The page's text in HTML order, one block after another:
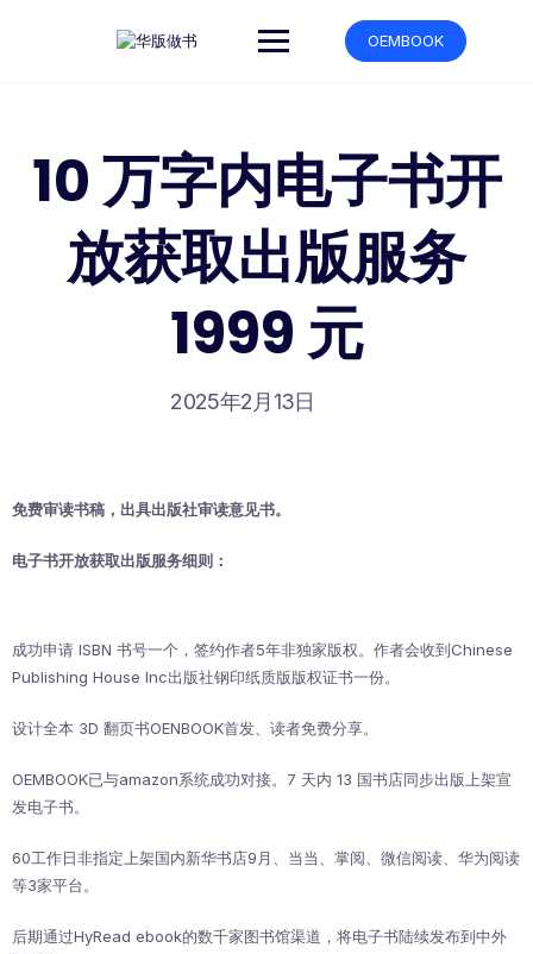
OEMBOOK
10 万字内电子书开
放获取出版服务
1999 元
2025年2月13日
免费审读书稿，出具出版社审读意见书。
电子书开放获取出版服务细则：
成功申请 ISBN 书号一个，签约作者5年非独家版权。作者会收到Chinese
Publishing House Inc出版社钢印纸质版版权证书一份。
设计全本 3D 翻页书OENBOOK首发、读者免费分享。
OEMBOOK已与amazon系统成功对接。7 天内 13 国书店同步出版上架宣
发电子书。
60工作日非指定上架国内新华书店9月、当当、掌阅、微信阅读、华为阅读
等3家平台。
后期通过HyRead ebook的数千家图书馆渠道，将电子书陆续发布到中外